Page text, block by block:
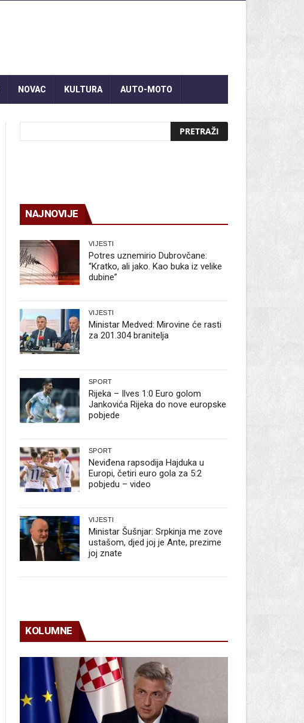
NOVAC KULTURA AUTO-MOTO
NAJNOVIJE
VIJESTI
Potres uznemirio Dubrovčane:
“Kratko, ali jako. Kao buka iz velike
dubine”
VIJESTI
Ministar Medved: Mirovine će rasti
za 201.304 branitelja
SPORT
Rijeka – Ilves 1:0 Euro golom
Jankovića Rijeka do nove europske
pobjede
SPORT
Neviđena rapsodija Hajduka u
Europi, četiri euro gola za 5:2
pobjedu – video
VIJESTI
Ministar Šušnjar: Srpkinja me zove
ustašom, djed joj je Ante, prezime
joj znate
KOLUMNE